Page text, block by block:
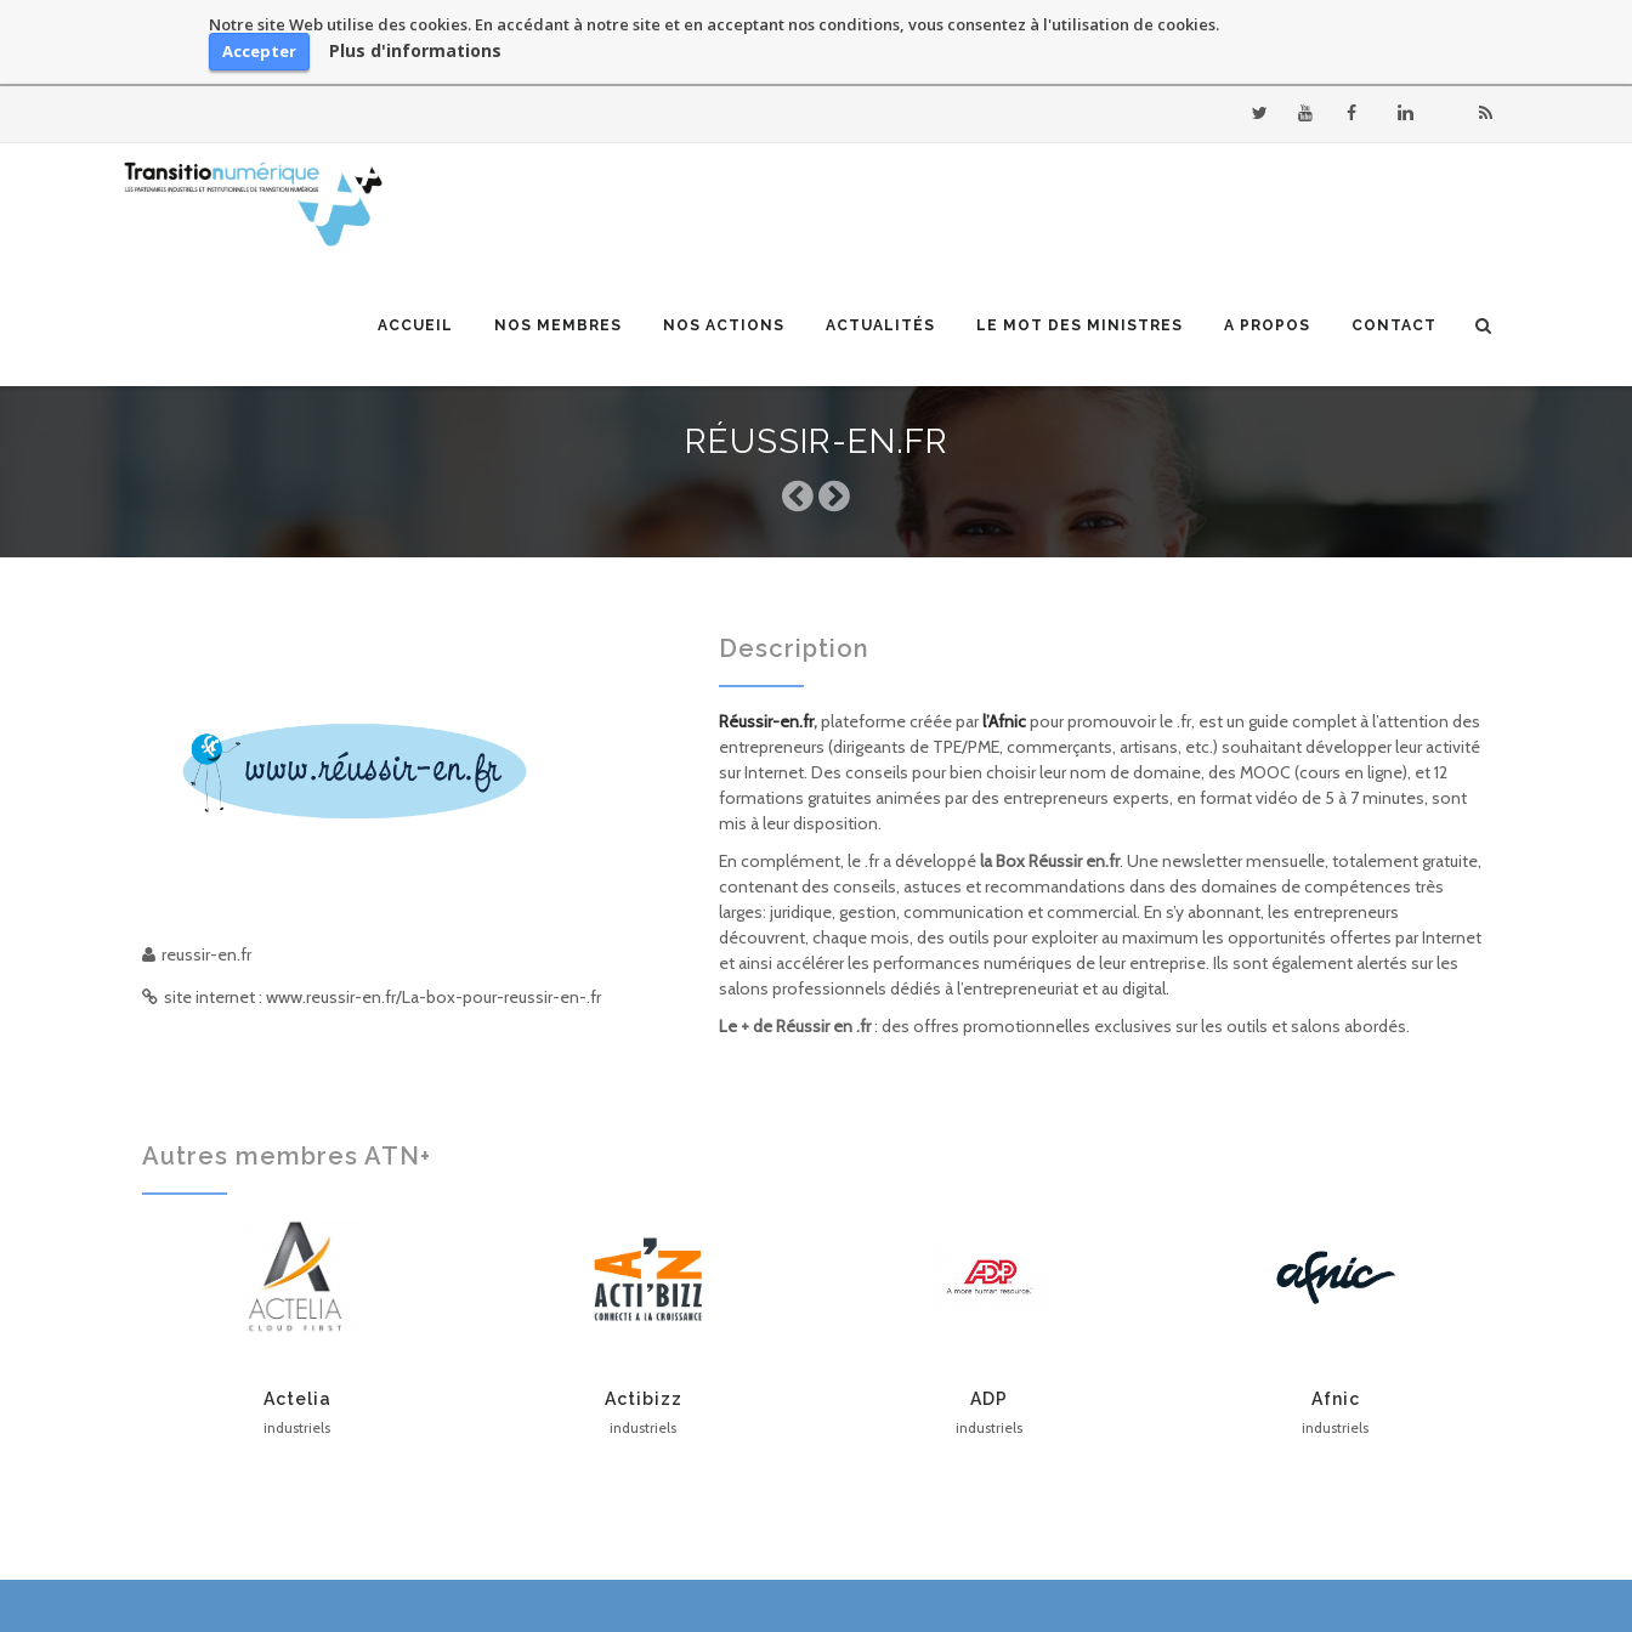
Notre site Web utilise des cookies. En accédant à notre site et en acceptant nos conditions, vous consentez à l'utilisation de cookies.
Accepter
Plus d'informations
content
ACCUEIL NOS MEMBRES NOS ACTIONS ACTUALITÉS LE MOT DES MINISTRES A PROPOS CONTACT
RÉUSSIR-EN.FR
reussir-en.fr
site internet : www.reussir-en.fr/La-box-pour-reussir-en-.fr
Description
Réussir-en.fr,plateforme créée parl’Afnicpour promouvoir le .fr, est un guide complet à l’attention des
entrepreneurs (dirigeants de TPE/PME, commerçants, artisans, etc.) souhaitant développer leur activité
sur Internet. Des conseils pour bien choisir leur nom de domaine, des MOOC (cours en ligne), et 12
formations gratuites animées par des entrepreneurs experts, en format vidéo de 5 à 7 minutes, sont
mis à leur disposition.
En complément, le .fr a développéla Box Réussir en.fr. Une newsletter mensuelle, totalement gratuite,
contenant des conseils, astuces et recommandations dans des domaines de compétences très
larges: juridique, gestion, communication et commercial. En s’y abonnant, les entrepreneurs
découvrent, chaque mois, des outils pour exploiter au maximum les opportunités offertes par Internet
et ainsi accélérer les performances numériques de leur entreprise. Ils sont également alertés sur les
salons professionnels dédiés à l’entrepreneuriat et au digital.
Le + de Réussir en .fr: des offres promotionnelles exclusives sur les outils et salons abordés.
Autres membres ATN+
Actelia
industriels
Actibizz
industriels
ADP
industriels
Afnic
industriels